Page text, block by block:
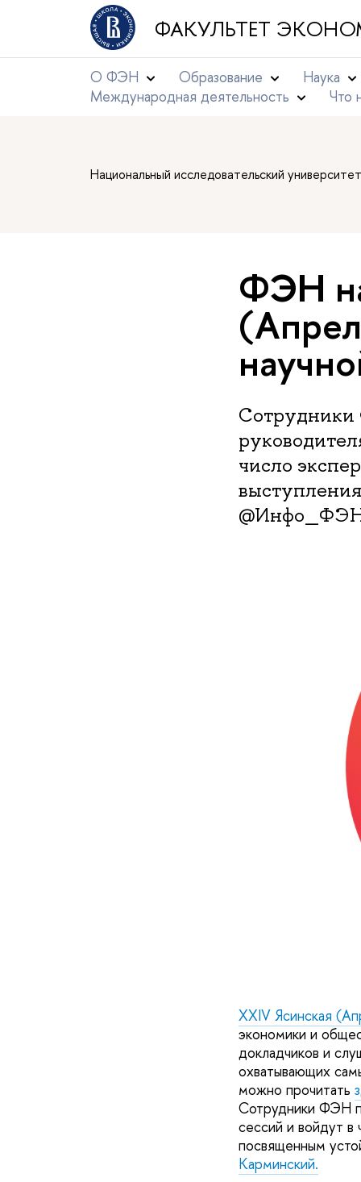
ФАКУЛЬТЕТ
О ФЭН Образование
Наука
Международная деятельность
Что
Национальный исследовательский
ФЭН
Сотрудники
число
XXIV Ясинская
экономики и
докладчиков и
охватывающих
можно прочитать
Сотрудники ФЭН
сессий и войдут в
посвященным
Карминский.